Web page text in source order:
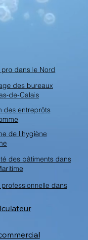
dans le Nord
des bureaux
de-Calais
des entreprôts
de l'hygiène
des bâtiments dans
dans